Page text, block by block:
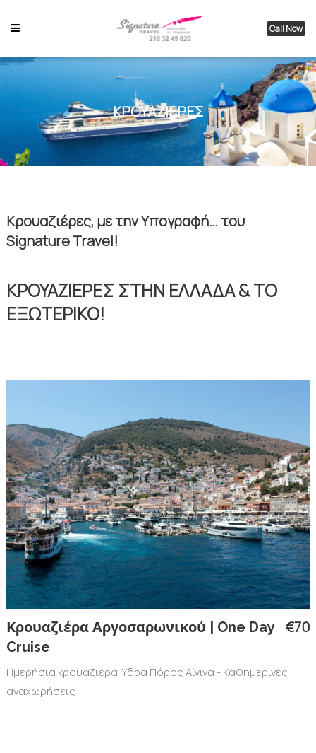
Call Now
ΚΡΟΥΑΖΙΕΡΕΣ
Κρουαζιέρες, με την Υπογραφή… του
Signature Travel!
ΚΡΟΥΑΖΙΕΡΕΣ ΣΤΗΝ ΕΛΛΑΔΑ & ΤΟ
ΕΞΩΤΕΡΙΚΟ!
Κρουαζιέρα Αργοσαρωνικού | One Day
Cruise
€70
Ημερήσια κρουαζιέρα Ύδρα Πόρος Αίγινα - Καθημερινές
αναχωρήσεις